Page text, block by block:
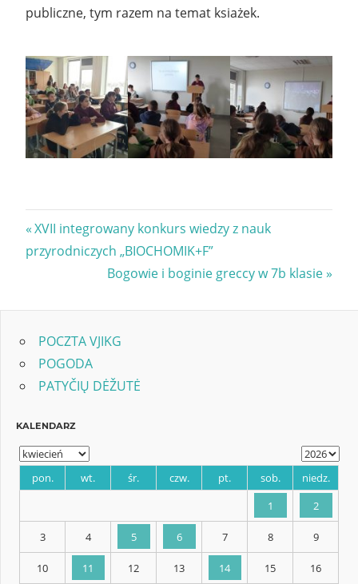
publiczne, tym razem na temat ksiażek.
Nawigacja
wpisu
Previous
Post:
XVII integrowany konkurs wiedzy z nauk
przyrodniczych „BIOCHOMIK+F”
Next
Bogowie i boginie greccy w 7b klasie
POCZTA VJIKG
POGODA
PATYČIŲ DĖŽUTĖ